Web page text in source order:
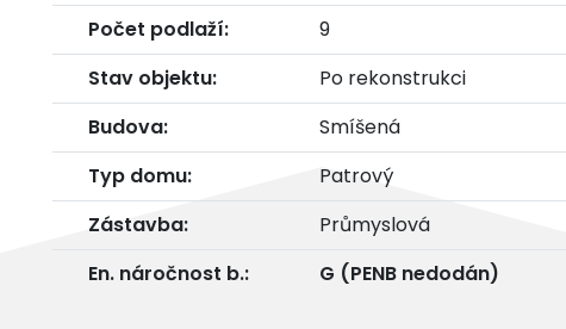
Počet podlaží:
9
Stav objektu:
Po rekonstrukci
Budova:
Smíšená
Typ domu:
Patrový
Zástavba:
Průmyslová
En. náročnost b.:
G (PENB nedodán)